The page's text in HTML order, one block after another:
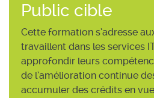
Public cible
Cette formation s’adresse
travaillent dans les services
approfondir leurs
de l’amélioration continue
accumuler des crédits en